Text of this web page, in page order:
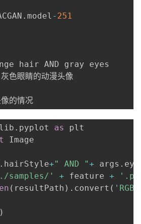
. model - 251
hair AND gray eyes
色眼睛的动漫头像
的情况
. pyplot as
Image
. hairStyle+" AND "+ args .
samples/' + feature +
( resultPath ) . convert ( 'RGB'
)